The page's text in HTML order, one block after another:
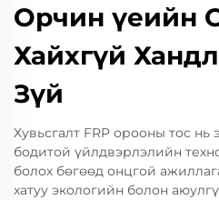
Орчин үеийн
Хайхгүй
Зүй
Хувьсгалт FRP орооны тос нь
бодитой үйлдвэрлэлийн
болох бөгөөд онцгой
хатуу экологийн болон